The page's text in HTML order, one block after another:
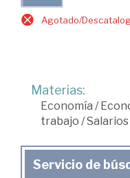
Agotado/
Materias:
Economía /
trabajo /
Servicio de